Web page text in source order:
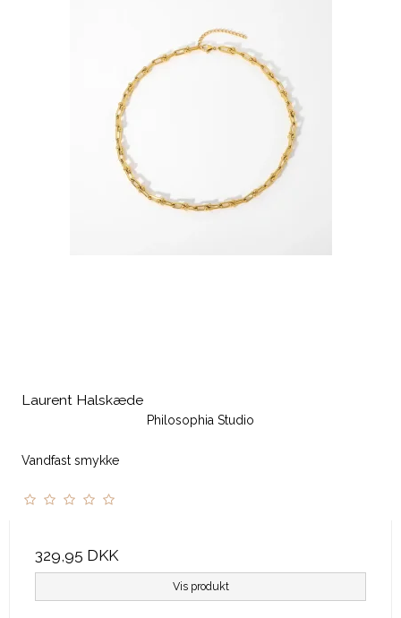
Laurent Halskæde
Philosophia Studio
Vandfast smykke
329,95 DKK
Vis produkt